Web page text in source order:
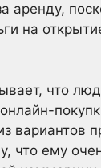
аренду,
на
что
вариантов
что ему